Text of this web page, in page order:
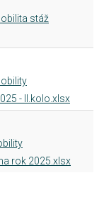
stáž
- II.kolo.xlsx
rok 2025.xlsx